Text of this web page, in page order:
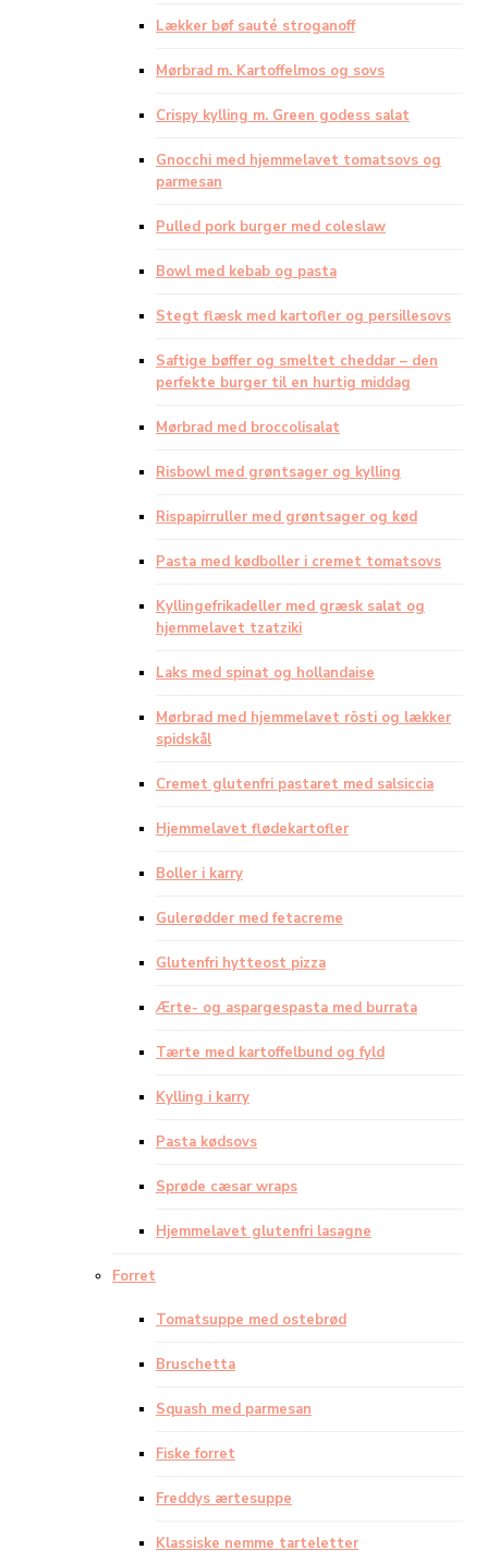
Lækker bøf sauté stroganoff
Mørbrad m. Kartoffelmos og sovs
Crispy kylling m. Green godess salat
Gnocchi med hjemmelavet tomatsovs og
parmesan
Pulled pork burger med coleslaw
Bowl med kebab og pasta
Stegt flæsk med kartofler og persillesovs
Saftige bøffer og smeltet cheddar – den
perfekte burger til en hurtig middag
Mørbrad med broccolisalat
Risbowl med grøntsager og kylling
Rispapirruller med grøntsager og kød
Pasta med kødboller i cremet tomatsovs
Kyllingefrikadeller med græsk salat og
hjemmelavet tzatziki
Laks med spinat og hollandaise
Mørbrad med hjemmelavet rösti og lækker
spidskål
Cremet glutenfri pastaret med salsiccia
Hjemmelavet flødekartofler
Boller i karry
Gulerødder med fetacreme
Glutenfri hytteost pizza
Ærte- og aspargespasta med burrata
Tærte med kartoffelbund og fyld
Kylling i karry
Pasta kødsovs
Sprøde cæsar wraps
Hjemmelavet glutenfri lasagne
Forret
Tomatsuppe med ostebrød
Bruschetta
Squash med parmesan
Fiske forret
Freddys ærtesuppe
Klassiske nemme tarteletter